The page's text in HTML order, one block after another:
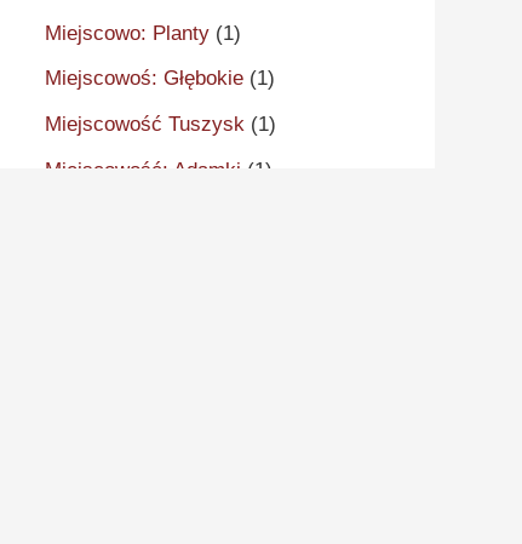
Miejscowo: Planty (1)
Miejscowoś: Głębokie (1)
Miejscowość Tuszysk (1)
Miejscowość: Adamki (1)